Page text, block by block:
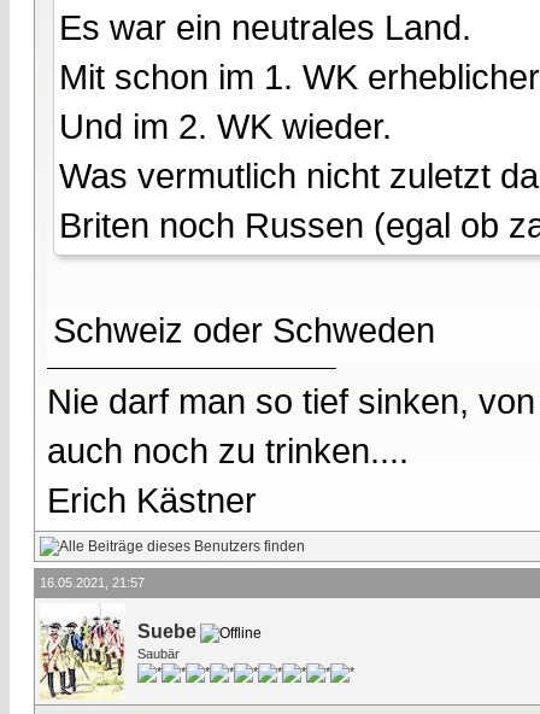
Es war ein neutrales Land.
Mit schon im 1. WK
Und im 2. WK wieder.
Was vermutlich nicht zuletzt
Briten noch Russen (egal ob
Schweiz oder Schweden
Nie darf man so tief sinken,
auch noch zu trinken....
Erich Kästner
16.05.2021, 21:57
Suebe
Saubär